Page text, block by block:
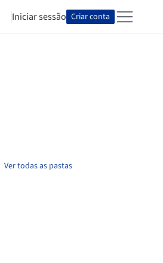
Iniciar sessão Criar conta
Ver todas as pastas